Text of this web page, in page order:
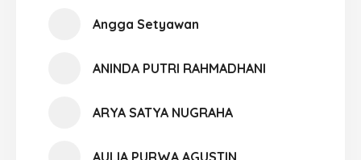
Angga Setyawan
ANINDA PUTRI RAHMADHANI
ARYA SATYA NUGRAHA
AULIA PURWA AGUSTIN